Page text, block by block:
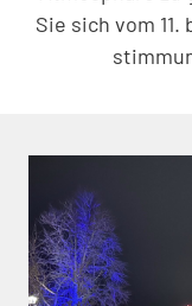
Sie sich vom 11.